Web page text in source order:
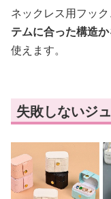
ネックレス用フック
テムに合った構造か
使えます。
失敗しないジ